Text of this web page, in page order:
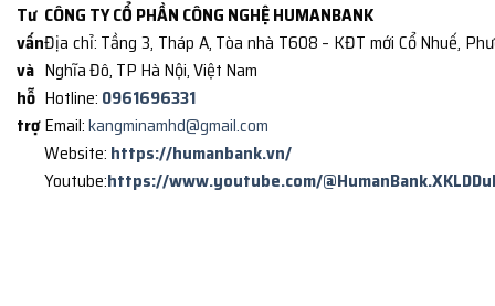
Tư
vấn
và
hỗ
trợ
CÔNG TY CỔ PHẦN CÔNG NGHỆ HUMANBANK
Địa chỉ: Tầng 3, Tháp A, Tòa nhà T608 – KĐT mới Cổ Nhuế,
Nghĩa Đô, TP Hà Nội, Việt Nam
Hotline: 0961696331
Email:kangminamhd@gmail.com
Website: https://humanbank.vn/
Youtube:https://www.youtube.com/